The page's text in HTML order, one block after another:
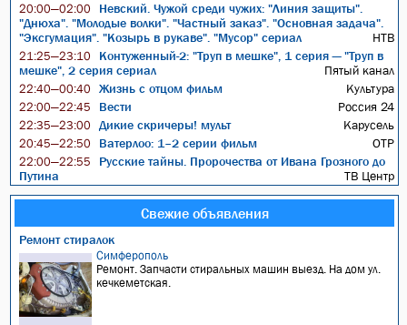
20:00—02:00
Невский. Чужой среди чужих: "Линия защиты".
"Днюха". "Молодые волки". "Частный заказ". "Основная задача".
"Эксгумация". "Козырь в рукаве". "Мусор" сериал
НТВ
21:25—23:10
Контуженный-2: "Труп в мешке", 1 серия — "Труп в
мешке", 2 серия сериал
Пятый канал
22:40—00:40 Жизнь с отцом фильм Культура
22:00—22:45 Вести Россия 24
22:35—23:00 Дикие скричеры! мульт Карусель
20:45—22:50 Ватерлоо: 1–2 серии фильм ОТР
22:00—22:55
Русские тайны. Пророчества от Ивана Грозного до
Путина
ТВ Центр
Свежие объявления
Ремонт стиралок
Симферополь
Ремонт. Запчасти стиральных машин выезд. На дом ул.
кечкеметская.